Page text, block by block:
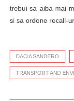
trebui sa aiba mai
si sa ordone recall-
DACIA SANDERO
TRANSPORT AND